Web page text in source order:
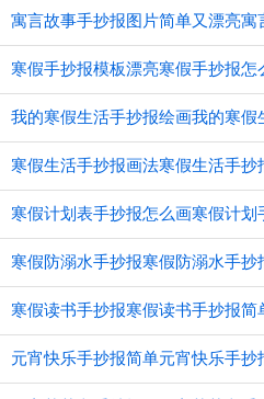
寓言故事手抄报图片简单又漂亮寓
寒假手抄报模板漂亮寒假手抄报怎
寒假生活手抄报画法寒假生活手
寒假计划表手抄报怎么画寒假计
寒假防溺水手抄报寒假防溺水手抄
寒假读书手抄报寒假读书手抄报简
元宵快乐手抄报简单元宵快乐手